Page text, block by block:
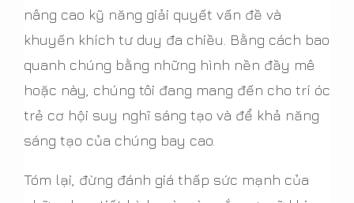
nâng cao kỹ năng giải quyết vấn đề và
khuyến khích tư duy đa chiều. Bằng cách bao
quanh chúng bằng những hình nền đầy mê
hoặc này, chúng tôi đang mang đến cho trí óc
trẻ cơ hội suy nghĩ sáng tạo và để khả năng
sáng tạo của chúng bay cao.
Tóm lại, đừng đánh giá thấp sức mạnh của